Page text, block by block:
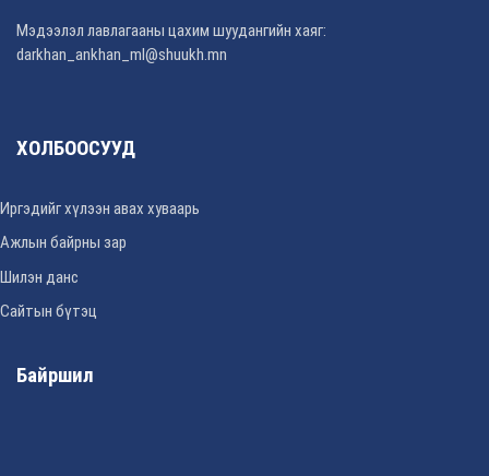
Мэдээлэл лавлагааны цахим шуудангийн хаяг:
darkhan_ankhan_ml@shuukh.mn
ХОЛБООСУУД
Иргэдийг хүлээн авах хуваарь
Ажлын байрны зар
Шилэн данс
Сайтын бүтэц
Байршил